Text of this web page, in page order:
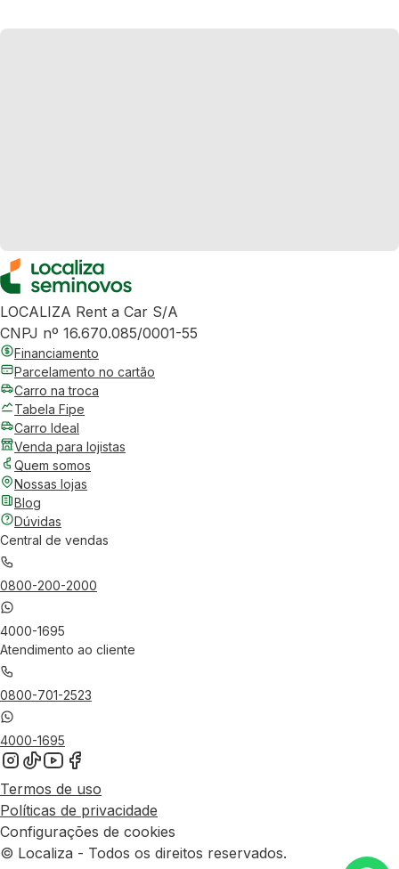
LOCALIZA Rent a Car S/A
CNPJ nº 16.670.085/0001-55
Financiamento
Parcelamento no cartão
Carro na troca
Tabela Fipe
Carro Ideal
Venda para lojistas
Quem somos
Nossas lojas
Blog
Dúvidas
Central de vendas
0800-200-2000
4000-1695
Atendimento ao cliente
0800-701-2523
4000-1695
Termos de uso
Políticas de privacidade
Configurações de cookies
© Localiza - Todos os direitos reservados.